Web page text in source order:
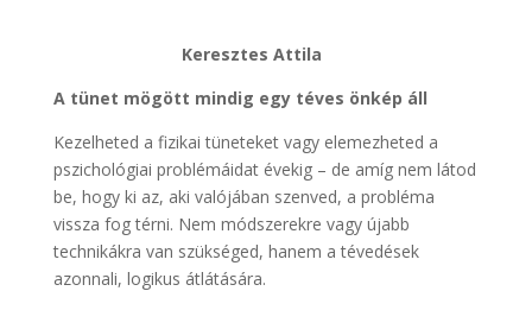
Keresztes Attila
A tünet mögött mindig egy téves önkép áll
Kezelheted a fizikai tüneteket vagy elemezheted a
pszichológiai problémáidat évekig – de amíg nem látod
be, hogy ki az, aki valójában szenved, a probléma
vissza fog térni. Nem módszerekre vagy újabb
technikákra van szükséged, hanem a tévedések
azonnali, logikus átlátására.